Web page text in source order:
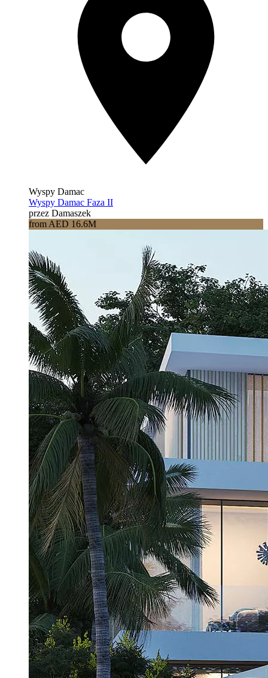
Wyspy Damac
Wyspy Damac Faza II
przez Damaszek
from AED 16.6M